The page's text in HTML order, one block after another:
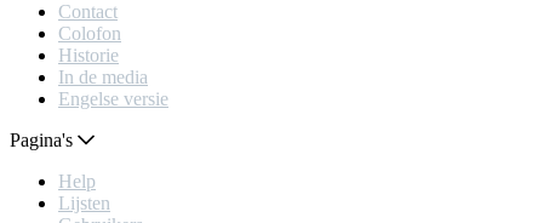
Contact
Colofon
Historie
In de media
Engelse versie
Pagina's
Help
Lijsten